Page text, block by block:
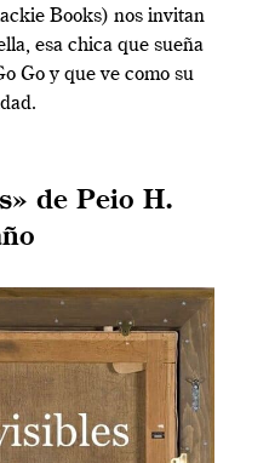
Books) nos invitan
esa chica que sueña
Go y que ve como su
de Peio H.